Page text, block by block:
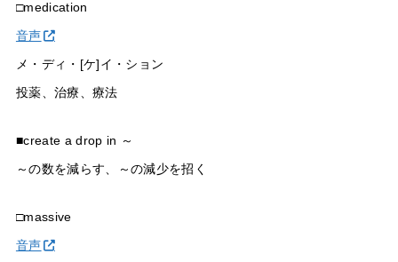
□medication
音声
メ・ディ・[ケ]イ・ション
投薬、治療、療法
■create a drop in ～
～の数を減らす、～の減少を招く
□massive
音声